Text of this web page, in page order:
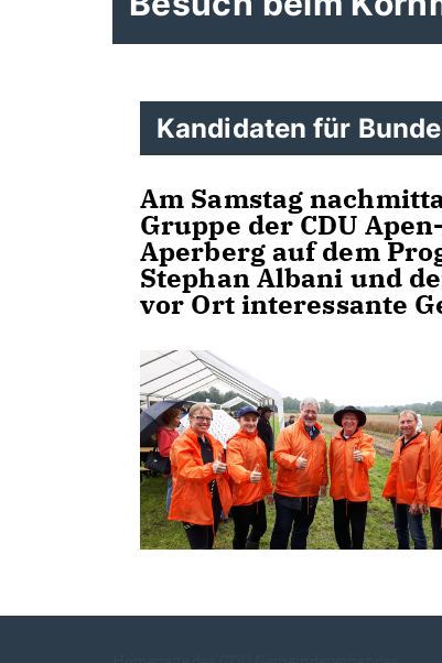
Kandidaten für
Am Samstag
Gruppe der CDU
Aperberg auf dem
Stephan Albani und
vor Ort interessante